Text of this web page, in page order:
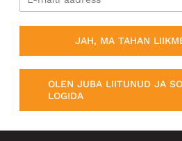
JAH, MA TAHAN
OLEN JUBA LIITUNUD JA
LOGIDA